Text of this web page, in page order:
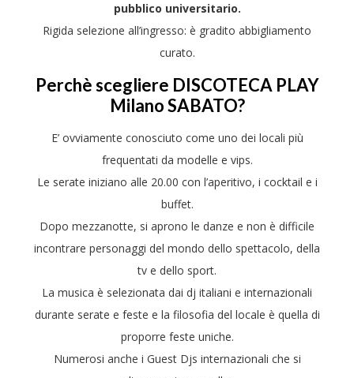
pubblico universitario.
Rigida selezione all’ingresso: è gradito abbigliamento
curato.
Perchè scegliere DISCOTECA PLAY
Milano SABATO?
E’ ovviamente conosciuto come uno dei locali più
frequentati da modelle e vips.
Le serate iniziano alle 20.00 con l’aperitivo, i cocktail e i
buffet.
Dopo mezzanotte, si aprono le danze e non è difficile
incontrare personaggi del mondo dello spettacolo, della
tv e dello sport.
La musica è selezionata dai dj italiani e internazionali
durante serate e feste e la filosofia del locale è quella di
proporre feste uniche.
Numerosi anche i Guest Djs internazionali che si